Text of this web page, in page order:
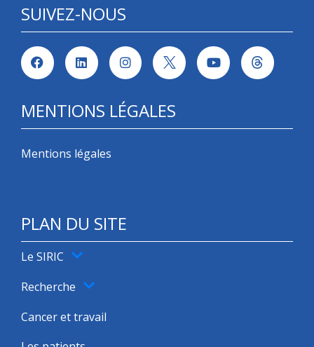
SUIVEZ-NOUS
MENTIONS LÉGALES
Mentions légales
PLAN DU SITE
Le SIRIC
Recherche
Cancer et travail